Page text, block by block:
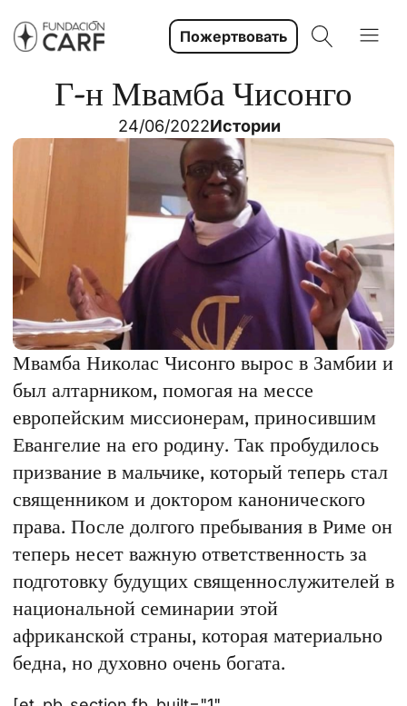
Пожертвовать
Г-н Мвамба Чисонго
24/06/2022Истории
Мвамба Николас Чисонго вырос в Замбии и
был алтарником, помогая на мессе
европейским миссионерам, приносившим
Евангелие на его родину. Так пробудилось
призвание в мальчике, который теперь стал
священником и доктором канонического
права. После долгого пребывания в Риме он
теперь несет важную ответственность за
подготовку будущих священнослужителей в
национальной семинарии этой
африканской страны, которая материально
бедна, но духовно очень богата.